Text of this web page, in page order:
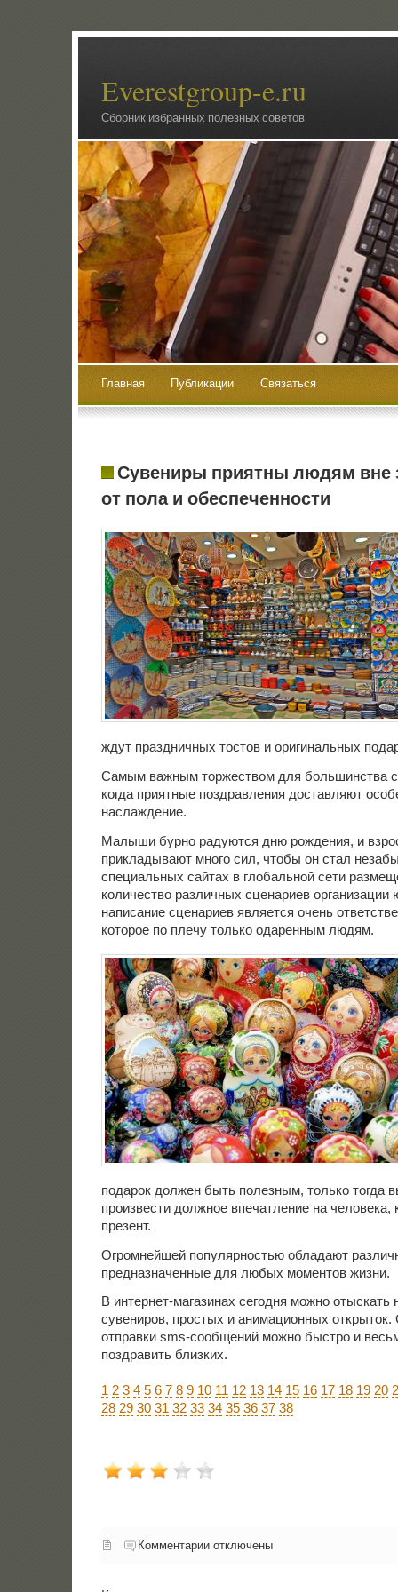
Everestgroup-e.ru
Сборник избранных полезных советов
Главная Публикации Связаться
Сувениры приятны людям вне
от пола и обеспеченности
ждут праздничных тостов и оригинальных
Самым важным торжеством для большинства
когда приятные поздравления доставляют
наслаждение.
Малыши бурно радуются дню рождения, и
прикладывают много сил, чтобы он стал
специальных сайтах в глобальной сети
количество различных сценариев
написание сценариев является очень
которое по плечу только одаренным людям.
подарок должен быть полезным, только тогда
произвести должное впечатление на человека,
презент.
Огромнейшей популярностью обладают
предназначенные для любых моментов жизни.
В интернет-магазинах сегодня можно
сувениров, простых и анимационных
отправки sms-сообщений можно быстро и
поздравить близких.
1 2 3 4 5 6 7 8 9 10 11 12 13 14 15 16 17 18 19 20
28 29 30 31 32 33 34 35 36 37 38
Комментарии отключены